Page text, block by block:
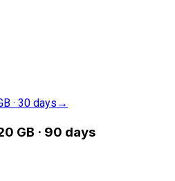
· 30 days →
GB · 90 days